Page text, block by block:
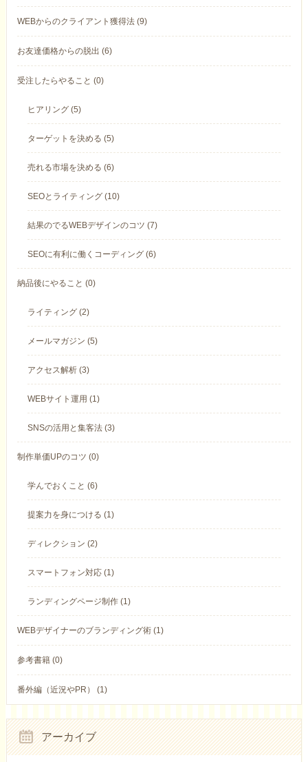
WEBからのクライアント獲得法 (9)
お友達価格からの脱出 (6)
受注したらやること (0)
ヒアリング (5)
ターゲットを決める (5)
売れる市場を決める (6)
SEOとライティング (10)
結果のでるWEBデザインのコツ (7)
SEOに有利に働くコーディング (6)
納品後にやること (0)
ライティング (2)
メールマガジン (5)
アクセス解析 (3)
WEBサイト運用 (1)
SNSの活用と集客法 (3)
制作単価UPのコツ (0)
学んでおくこと (6)
提案力を身につける (1)
ディレクション (2)
スマートフォン対応 (1)
ランディングページ制作 (1)
WEBデザイナーのブランディング術 (1)
参考書籍 (0)
番外編（近況やPR） (1)
アーカイブ